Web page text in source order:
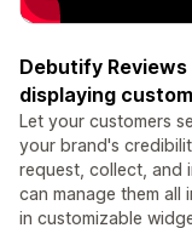
Debutify
displaying
Let your customers
your brand's
request, collect, and
can manage them all
in customizable